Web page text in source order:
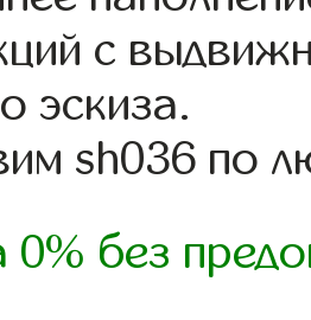
с
эскиза.
sh036 по
0% без